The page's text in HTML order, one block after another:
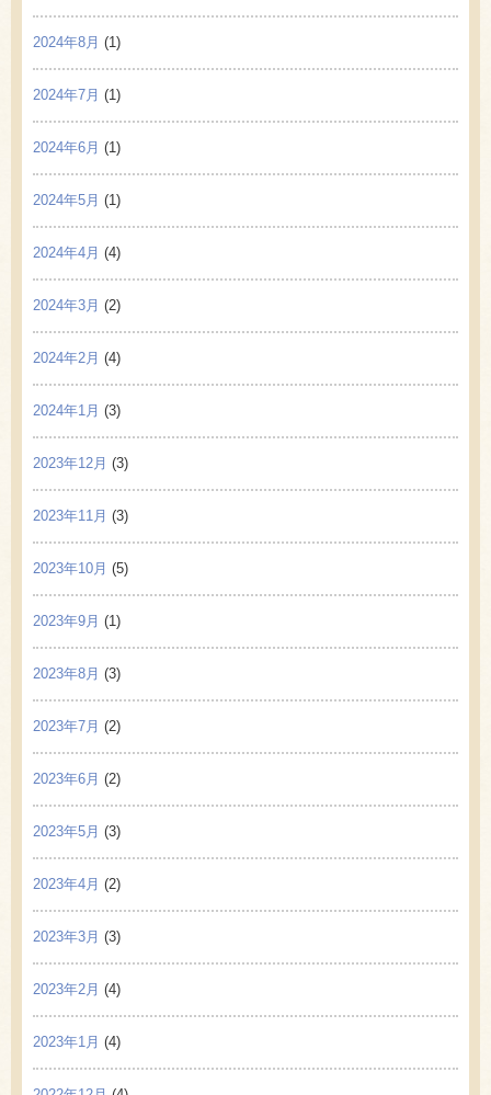
2024年8月 (1)
2024年7月 (1)
2024年6月 (1)
2024年5月 (1)
2024年4月 (4)
2024年3月 (2)
2024年2月 (4)
2024年1月 (3)
2023年12月 (3)
2023年11月 (3)
2023年10月 (5)
2023年9月 (1)
2023年8月 (3)
2023年7月 (2)
2023年6月 (2)
2023年5月 (3)
2023年4月 (2)
2023年3月 (3)
2023年2月 (4)
2023年1月 (4)